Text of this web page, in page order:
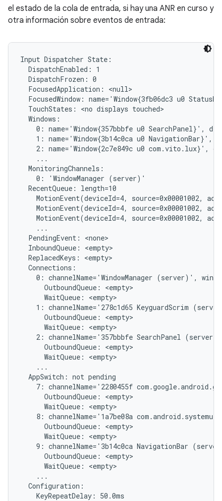
el estado de la cola de entrada, si hay una ANR en curso y
otra información sobre eventos de entrada:
Input Dispatcher State:
  DispatchEnabled: 1
  DispatchFrozen: 0
  FocusedApplication: <null>
FocusedWindow: name='Window{3fb06dc3 u0
  TouchStates: <no displays touched>
  Windows:
0: name='Window{357bbbfe u0 SearchPanel}',
1: name='Window{3b14c0ca u0 NavigationBar}',
2: name='Window{2c7e849c u0 com.vito.lux}',
    ...
  MonitoringChannels:
    0: 'WindowManager (server)'
  RecentQueue: length=10
MotionEvent(deviceId=4, source=0x00001002,
MotionEvent(deviceId=4, source=0x00001002,
MotionEvent(deviceId=4, source=0x00001002,
    ...
  PendingEvent: <none>
  InboundQueue: <empty>
  ReplacedKeys: <empty>
  Connections:
0: channelName='WindowManager (server)',
      OutboundQueue: <empty>
      WaitQueue: <empty>
1: channelName='278c1d65 KeyguardScrim
      OutboundQueue: <empty>
      WaitQueue: <empty>
2: channelName='357bbbfe SearchPanel
      OutboundQueue: <empty>
      WaitQueue: <empty>
    ...
  AppSwitch: not pending
7: channelName='2280455f
      OutboundQueue: <empty>
      WaitQueue: <empty>
8: channelName='1a7be08a
      OutboundQueue: <empty>
      WaitQueue: <empty>
9: channelName='3b14c0ca NavigationBar
      OutboundQueue: <empty>
      WaitQueue: <empty>
    ...
  Configuration:
    KeyRepeatDelay: 50.0ms